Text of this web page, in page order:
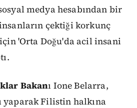
medya hesabından bir
çektiği korkunç
için 'Orta Doğu'da acil insani
Bakanı Ione Belarra,
yaparak Filistin halkına